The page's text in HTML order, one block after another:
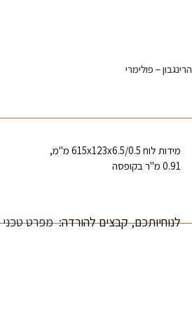
הרינגבון – פולימרי
מידות לוח 615x123x6.5/0.5 מ"מ,
0.91 מ"ר בקופסה
לנוחיותכם, קבצים להורדה:מפרט טכני